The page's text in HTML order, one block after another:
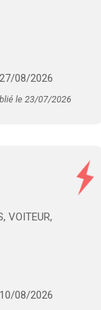
08/2026
le 23/07/2026
VOITEUR,
08/2026